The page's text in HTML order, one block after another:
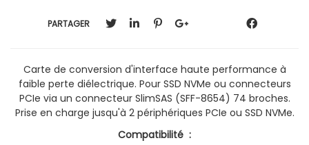
PARTAGER
Carte de conversion d'interface haute performance à
faible perte diélectrique. Pour SSD NVMe ou connecteurs
PCIe via un connecteur SlimSAS (SFF-8654) 74 broches.
Prise en charge jusqu'à 2 périphériques PCIe ou SSD NVMe.
Compatibilité :